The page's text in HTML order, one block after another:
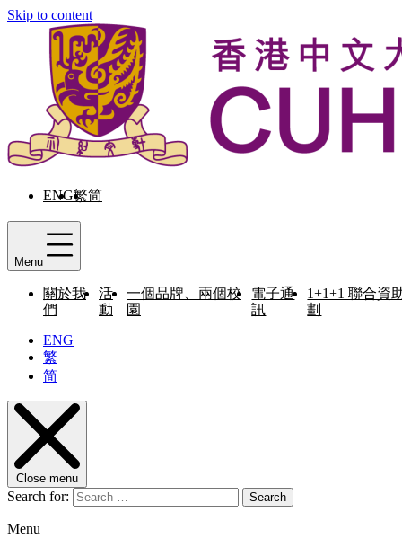
Skip to content
ENG繁简
Menu
關於我
們
活
動
一個品牌、兩個校
園
電子通
訊
1+1+1 聯合資
劃
ENG
繁
简
Close menu
Search for: Search
Menu